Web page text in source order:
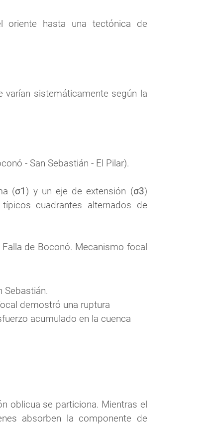
oriente hasta una tectónica de
sistemáticamente según la
- San Sebastián - El Pilar).
(σ1) y un eje de extensión (σ3)
cuadrantes alternados de
de Boconó. Mecanismo focal
Sebastián.
demostró una ruptura
acumulado en la cuenca
oblicua se particiona. Mientras el
absorben la componente de